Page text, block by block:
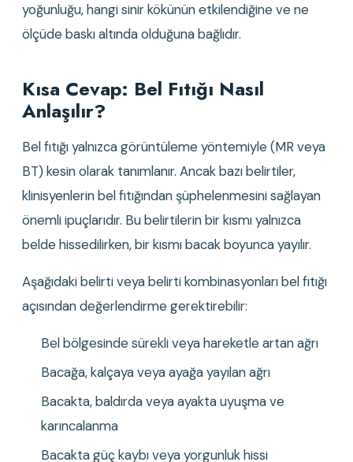
yoğunluğu, hangi sinir kökünün etkilendiğine ve ne
ölçüde baskı altında olduğuna bağlıdır.
Kısa Cevap: Bel Fıtığı Nasıl
Anlaşılır?
Bel fıtığı yalnızca görüntüleme yöntemiyle (MR veya
BT) kesin olarak tanımlanır. Ancak bazı belirtiler,
klinisyenlerin bel fıtığından şüphelenmesini sağlayan
önemli ipuçlarıdır. Bu belirtilerin bir kısmı yalnızca
belde hissedilirken, bir kısmı bacak boyunca yayılır.
Aşağıdaki belirti veya belirti kombinasyonları bel fıtığı
açısından değerlendirme gerektirebilir:
Bel bölgesinde sürekli veya hareketle artan ağrı
Bacağa, kalçaya veya ayağa yayılan ağrı
Bacakta, baldırda veya ayakta uyuşma ve
karıncalanma
Bacakta güç kaybı veya yorgunluk hissi